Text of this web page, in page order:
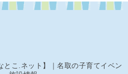
とこ.ネット】｜名取の子育てイベン